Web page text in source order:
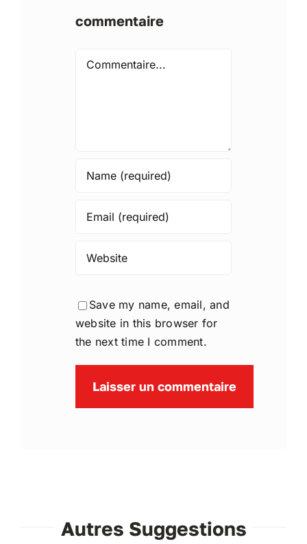
commentaire
Comment
Save my name, email, and
website in this browser for
the next time I comment.
Autres Suggestions